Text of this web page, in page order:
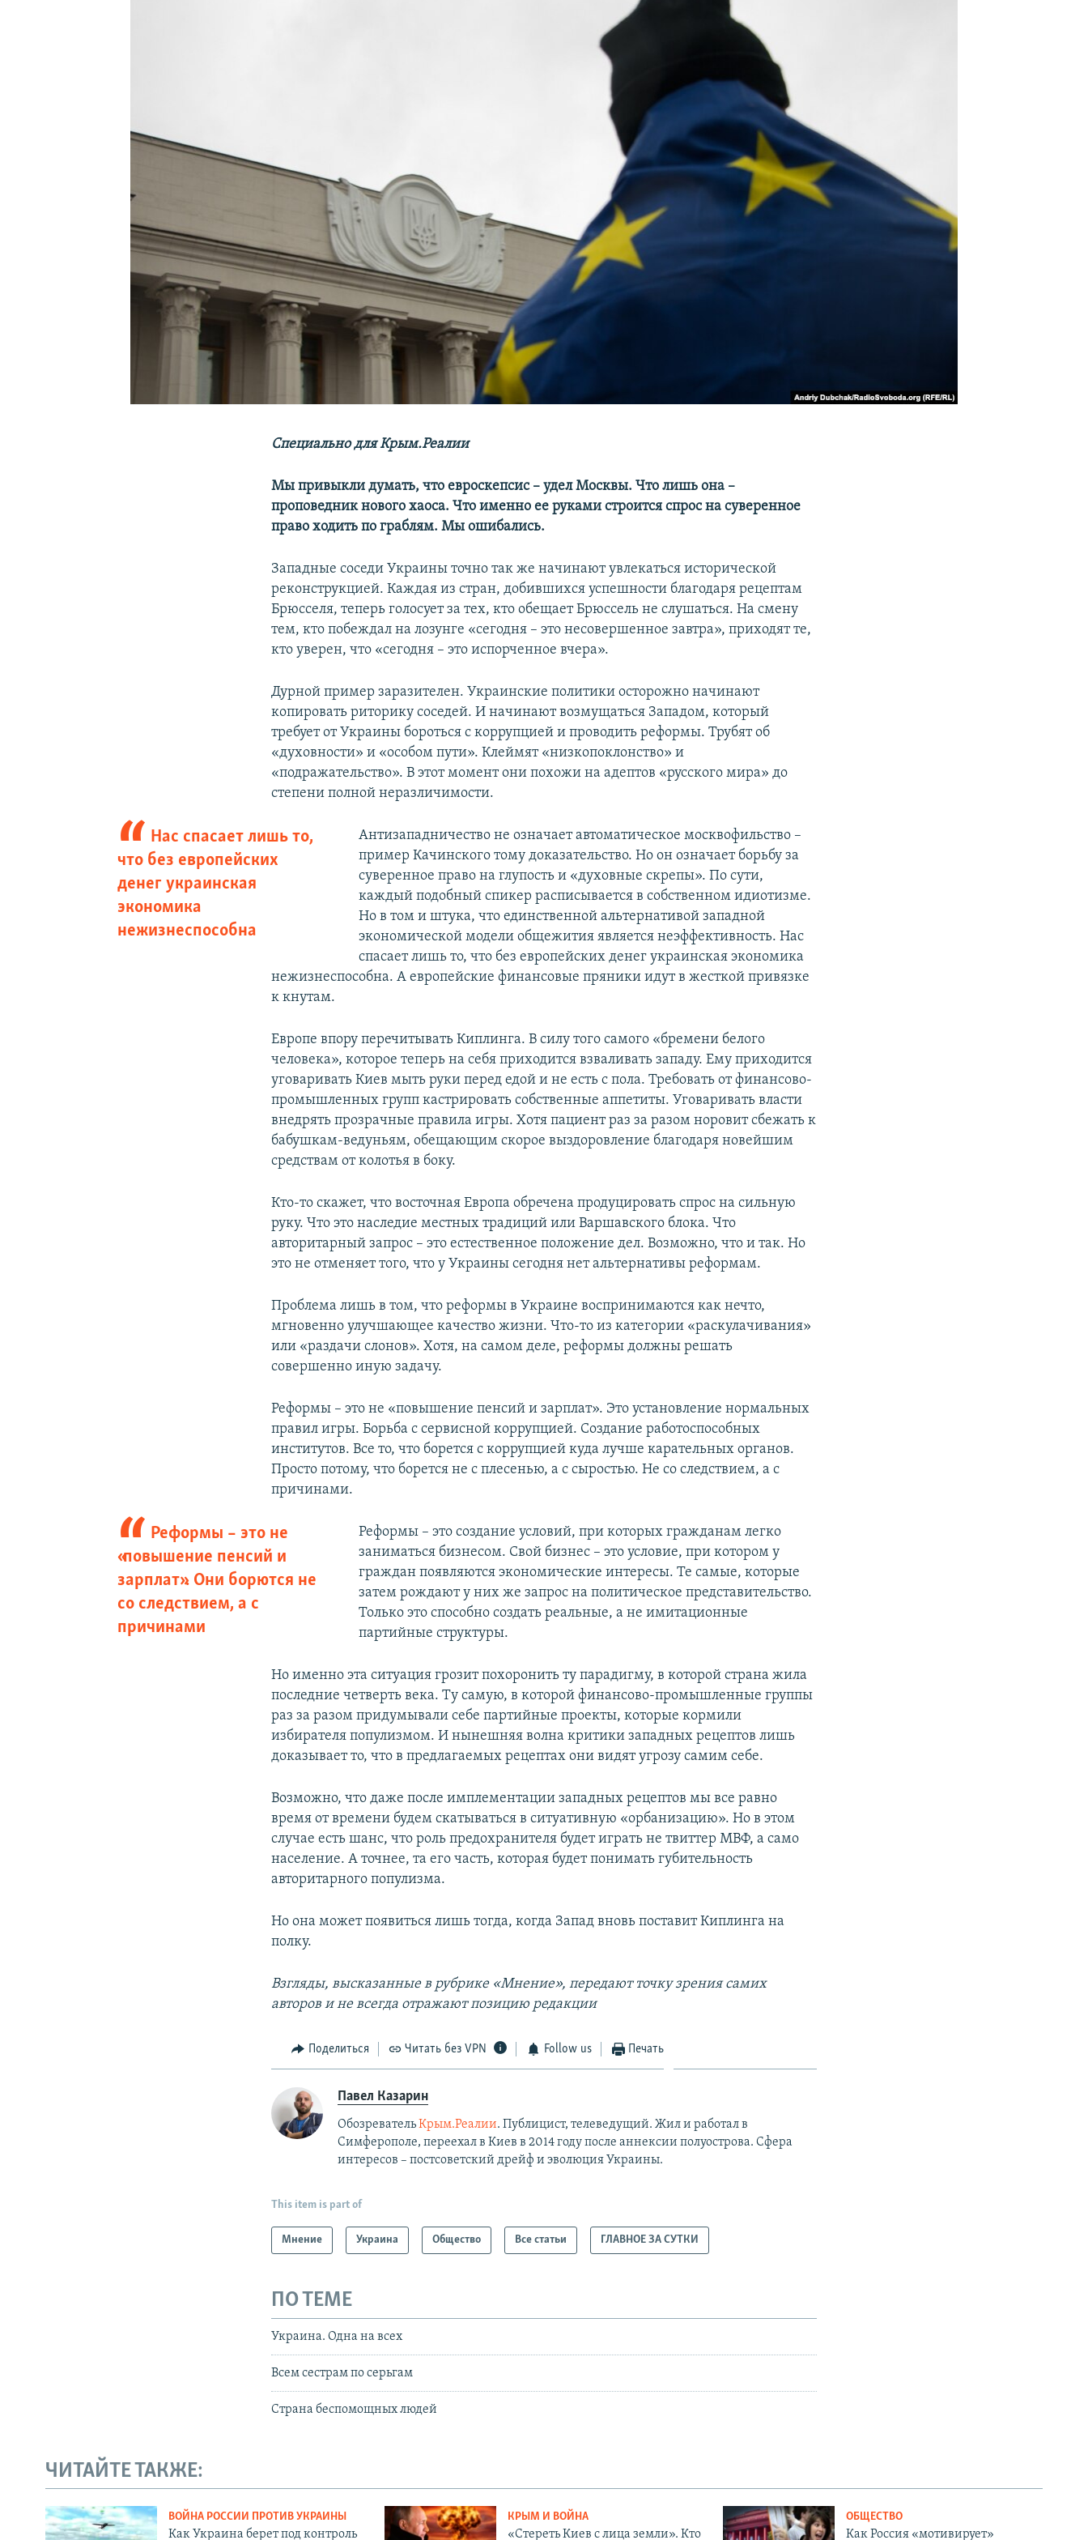
Специально для Крым.Реалии
Мы привыкли думать, что евроскепсис – удел Москвы. Что лишь она –
проповедник нового хаоса. Что именно ее руками строится спрос на суверенное
право ходить по граблям. Мы ошибались.
Западные соседи Украины точно так же начинают увлекаться исторической
реконструкцией. Каждая из стран, добившихся успешности благодаря рецептам
Брюсселя, теперь голосует за тех, кто обещает Брюссель не слушаться. На смену
тем, кто побеждал на лозунге «сегодня – это несовершенное завтра», приходят те,
кто уверен, что «сегодня – это испорченное вчера».
Дурной пример заразителен. Украинские политики осторожно начинают
копировать риторику соседей. И начинают возмущаться Западом, который
требует от Украины бороться с коррупцией и проводить реформы. Трубят об
«духовности» и «особом пути». Клеймят «низкопоклонство» и
«подражательство». В этот момент они похожи на адептов «русского мира» до
степени полной неразличимости.
Нас спасает лишь то,
что без европейских
денег украинская
экономика
нежизнеспособна
Антизападничество не означает автоматическое москвофильство –
пример Качинского тому доказательство. Но он означает борьбу за
суверенное право на глупость и «духовные скрепы». По сути,
каждый подобный спикер расписывается в собственном идиотизме.
Но в том и штука, что единственной альтернативой западной
экономической модели общежития является неэффективность. Нас
спасает лишь то, что без европейских денег украинская экономика
нежизнеспособна. А европейские финансовые пряники идут в жесткой привязке
к кнутам.
Европе впору перечитывать Киплинга. В силу того самого «бремени белого
человека», которое теперь на себя приходится взваливать западу. Ему приходится
уговаривать Киев мыть руки перед едой и не есть с пола. Требовать от финансово-
промышленных групп кастрировать собственные аппетиты. Уговаривать власти
внедрять прозрачные правила игры. Хотя пациент раз за разом норовит сбежать к
бабушкам-ведуньям, обещающим скорое выздоровление благодаря новейшим
средствам от колотья в боку.
Кто-то скажет, что восточная Европа обречена продуцировать спрос на сильную
руку. Что это наследие местных традиций или Варшавского блока. Что
авторитарный запрос – это естественное положение дел. Возможно, что и так. Но
это не отменяет того, что у Украины сегодня нет альтернативы реформам.
Проблема лишь в том, что реформы в Украине воспринимаются как нечто,
мгновенно улучшающее качество жизни. Что-то из категории «раскулачивания»
или «раздачи слонов». Хотя, на самом деле, реформы должны решать
совершенно иную задачу.
Реформы – это не «повышение пенсий и зарплат». Это установление нормальных
правил игры. Борьба с сервисной коррупцией. Создание работоспособных
институтов. Все то, что борется с коррупцией куда лучше карательных органов.
Просто потому, что борется не с плесенью, а с сыростью. Не со следствием, а с
причинами.
Реформы – это не
«повышение пенсий и
зарплат». Они борются не
со следствием, а с
причинами
Реформы – это создание условий, при которых гражданам легко
заниматься бизнесом. Свой бизнес – это условие, при котором у
граждан появляются экономические интересы. Те самые, которые
затем рождают у них же запрос на политическое представительство.
Только это способно создать реальные, а не имитационные
партийные структуры.
Но именно эта ситуация грозит похоронить ту парадигму, в которой страна жила
последние четверть века. Ту самую, в которой финансово-промышленные группы
раз за разом придумывали себе партийные проекты, которые кормили
избирателя популизмом. И нынешняя волна критики западных рецептов лишь
доказывает то, что в предлагаемых рецептах они видят угрозу самим себе.
Возможно, что даже после имплементации западных рецептов мы все равно
время от времени будем скатываться в ситуативную «орбанизацию». Но в этом
случае есть шанс, что роль предохранителя будет играть не твиттер МВФ, а само
население. А точнее, та его часть, которая будет понимать губительность
авторитарного популизма.
Но она может появиться лишь тогда, когда Запад вновь поставит Киплинга на
полку.
Взгляды, высказанные в рубрике «Мнение», передают точку зрения самих
авторов и не всегда отражают позицию редакции
Поделиться Читать без VPN Follow us Печать
Павел Казарин
ОбозревательКрым.Реалии. Публицист, телеведущий. Жил и работал в
Симферополе, переехал в Киев в 2014 году после аннексии полуострова. Сфера
интересов – постсоветский дрейф и эволюция Украины.
This item is part of
Мнение Украина Общество Все статьи ГЛАВНОЕ ЗА СУТКИ
ПО ТЕМЕ
Украина. Одна на всех
Всем сестрам по серьгам
Страна беспомощных людей
ЧИТАЙТЕ ТАКЖЕ:
ВОЙНА РОССИИ ПРОТИВ УКРАИНЫ
Как Украина берет под контроль
КРЫМ И ВОЙНА
«Стереть Киев с лица земли». Кто
ОБЩЕСТВО
Как Россия «мотивирует»